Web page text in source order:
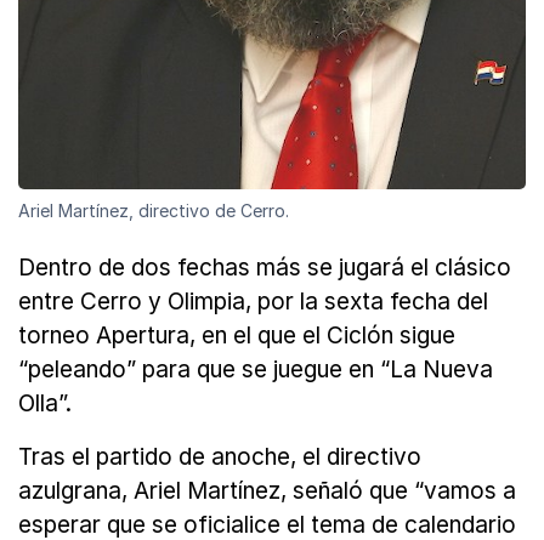
Ariel Martínez, directivo de Cerro.
Dentro de dos fechas más se jugará el clásico
entre Cerro y Olimpia, por la sexta fecha del
torneo Apertura, en el que el Ciclón sigue
“peleando” para que se juegue en “La Nueva
Olla”.
Tras el partido de anoche, el directivo
azulgrana, Ariel Martínez, señaló que “vamos a
esperar que se oficialice el tema de calendario